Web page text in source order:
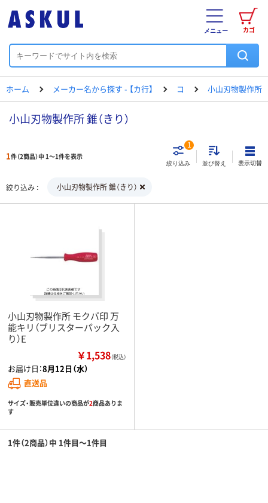
カゴ
メニュー
ホーム メーカー名から探す - 【カ行】 コ 小山刃物製作所
小山刃物製作所 錐（きり）
1件（2商品）中 1～1件を表示
絞り込み
1
並び替え 表示切替
絞り込み 小山刃物製作所 錐（きり）
小山刃物製作所 モクバ印 万
能キリ（ブリスターパック入
り）E
￥1,538（税込）
お届け日：8月12日（水）
直送品
サイズ・販売単位違いの商品が2商品ありま
す
1件（2商品）中 1件目～1件目